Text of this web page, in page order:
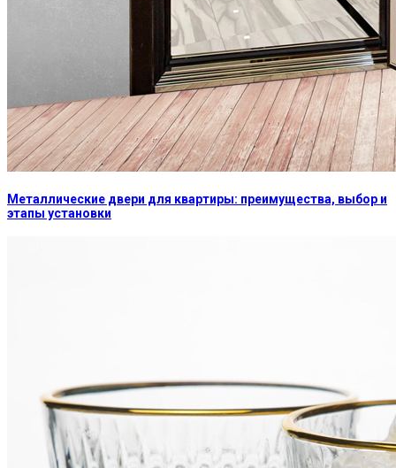
Металлические двери для квартиры: преимущества, выбор и
этапы установки